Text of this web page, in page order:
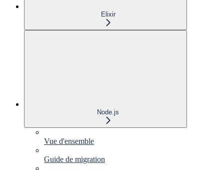
Elixir
Node.js
Vue d'ensemble
Guide de migration